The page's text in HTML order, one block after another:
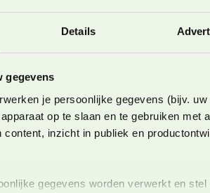
Details
gegevens
je persoonlijke gegevens (bijv.
op te slaan en te gebruiken met
content, inzicht in publiek en
gegevens worden verwerkt en
Ik overnacht in het plaatsje Vomp,
naar de omvang van de regio
grote plaats. En wanneer je
oude gebouwen op.
van Schwaz en Silberregion
koper en zilver. Deze
Schwaz uitgroeide tot een
winnen van grondstoffen. Deze
die nog steeds goed